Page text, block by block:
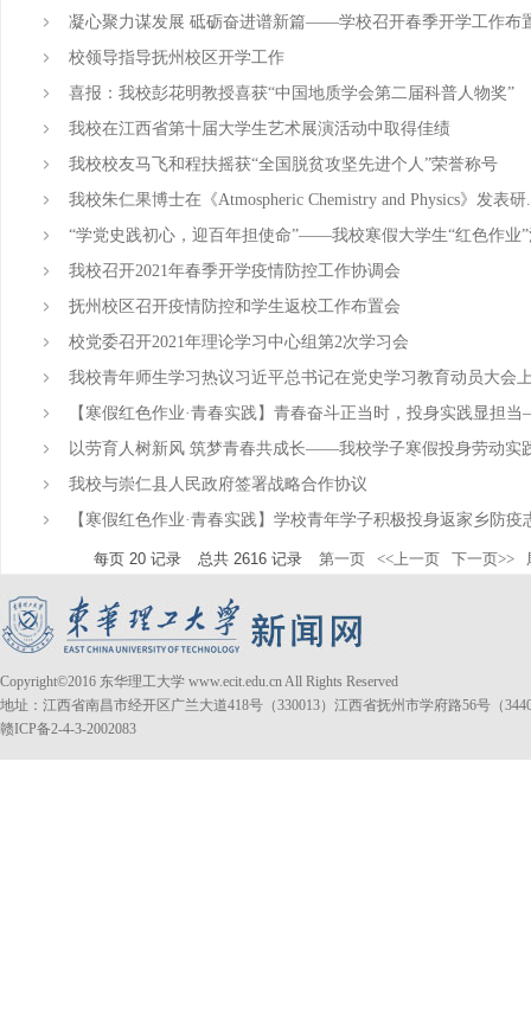
凝心聚力谋发展 砥砺奋进谱新篇——学校召开春季开学工作布
校领导指导抚州校区开学工作
喜报：我校彭花明教授喜获“中国地质学会第二届科普人物奖”
我校在江西省第十届大学生艺术展演活动中取得佳绩
我校校友马飞和程扶摇获“全国脱贫攻坚先进个人”荣誉称号
我校朱仁果博士在《Atmospheric Chemistry and Physics》发表研
“学党史践初心，迎百年担使命”——我校寒假大学生“红色作业
我校召开2021年春季开学疫情防控工作协调会
抚州校区召开疫情防控和学生返校工作布置会
校党委召开2021年理论学习中心组第2次学习会
我校青年师生学习热议习近平总书记在党史学习教育动员大会
【寒假红色作业·青春实践】青春奋斗正当时，投身实践显担
以劳育人树新风 筑梦青春共成长——我校学子寒假投身劳动实
我校与崇仁县人民政府签署战略合作协议
【寒假红色作业·青春实践】学校青年学子积极投身返家乡防疫
每页 20 记录 总共 2616 记录 第一页 <<上一页 下一页>>
Copyright©2016 东华理工大学 www.ecit.edu.cn All Rights Reserved
地址：江西省南昌市经开区广兰大道418号（330013）江西省抚州市学府路56号（
赣ICP备2-4-3-2002083